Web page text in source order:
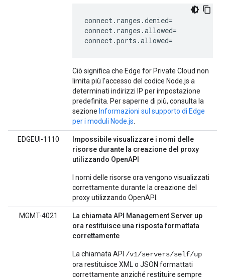
connect.ranges.denied=
connect.ranges.allowed=
connect.ports.allowed=
Ciò significa che Edge for Private Cloud non
limita più l'accesso del codice Node.js a
determinati indirizzi IP per impostazione
predefinita. Per saperne di più, consulta la
sezione Informazioni sul supporto di Edge
per i moduli Node.js
EDGEUI-1110
Impossibile visualizzare i nomi delle
risorse durante la creazione del proxy
utilizzando OpenAPI
I nomi delle risorse ora vengono visualizzati
correttamente durante la creazione del
proxy utilizzando OpenAPI.
MGMT-4021
La chiamata API Management Server up
ora restituisce una risposta formattata
correttamente
La chiamata API /v1/servers/self/up
ora restituisce XML o JSON formattati
correttamente anziché restituire sempre